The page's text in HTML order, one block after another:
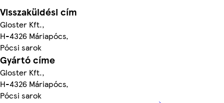
Visszaküldési cím
Gloster Kft.,
H-4326 Máriapócs,
Pócsi sarok
Gyártó címe
Gloster Kft.,
H-4326 Máriapócs,
Pócsi sarok